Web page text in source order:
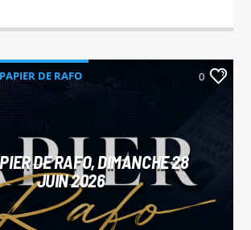
DE RAFO 0
DE RAFO, DIMANCHE 28
JUIN 2026